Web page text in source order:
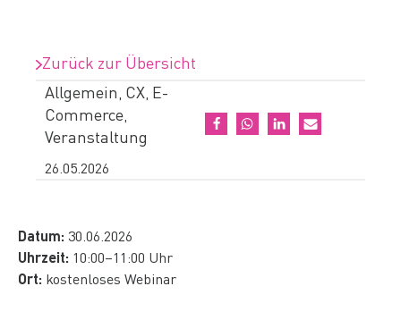
Zurück zur Übersicht
Allgemein, CX, E-
Commerce,
Veranstaltung
26.05.2026
Datum: 30.06.2026
Uhrzeit: 10:00–11:00 Uhr
Ort: kostenloses Webinar